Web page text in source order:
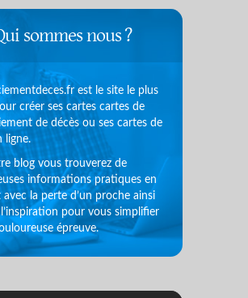
sommes nous ?
est le site le plus
créer ses cartes cartes de
de décès ou ses cartes de
ligne.
blog vous trouverez de
informations pratiques en
la perte d’un proche ainsi
pour vous simplifier
épreuve.